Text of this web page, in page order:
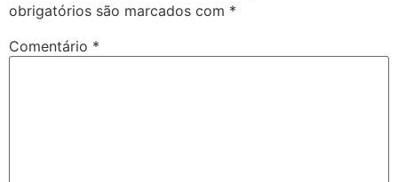
obrigatórios são marcados com *
Comentário *